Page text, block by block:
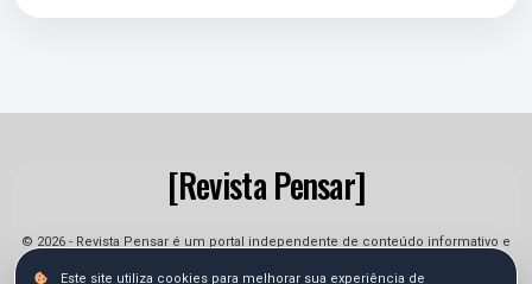
[Revista Pensar]
© 2026 - Revista Pensar é um portal independente de conteúdo informativo e
jornalístico. As informações podem sofrer alterações.
Este site utiliza cookies para melhorar sua experiência de